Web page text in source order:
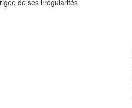
de ses irrégularités.